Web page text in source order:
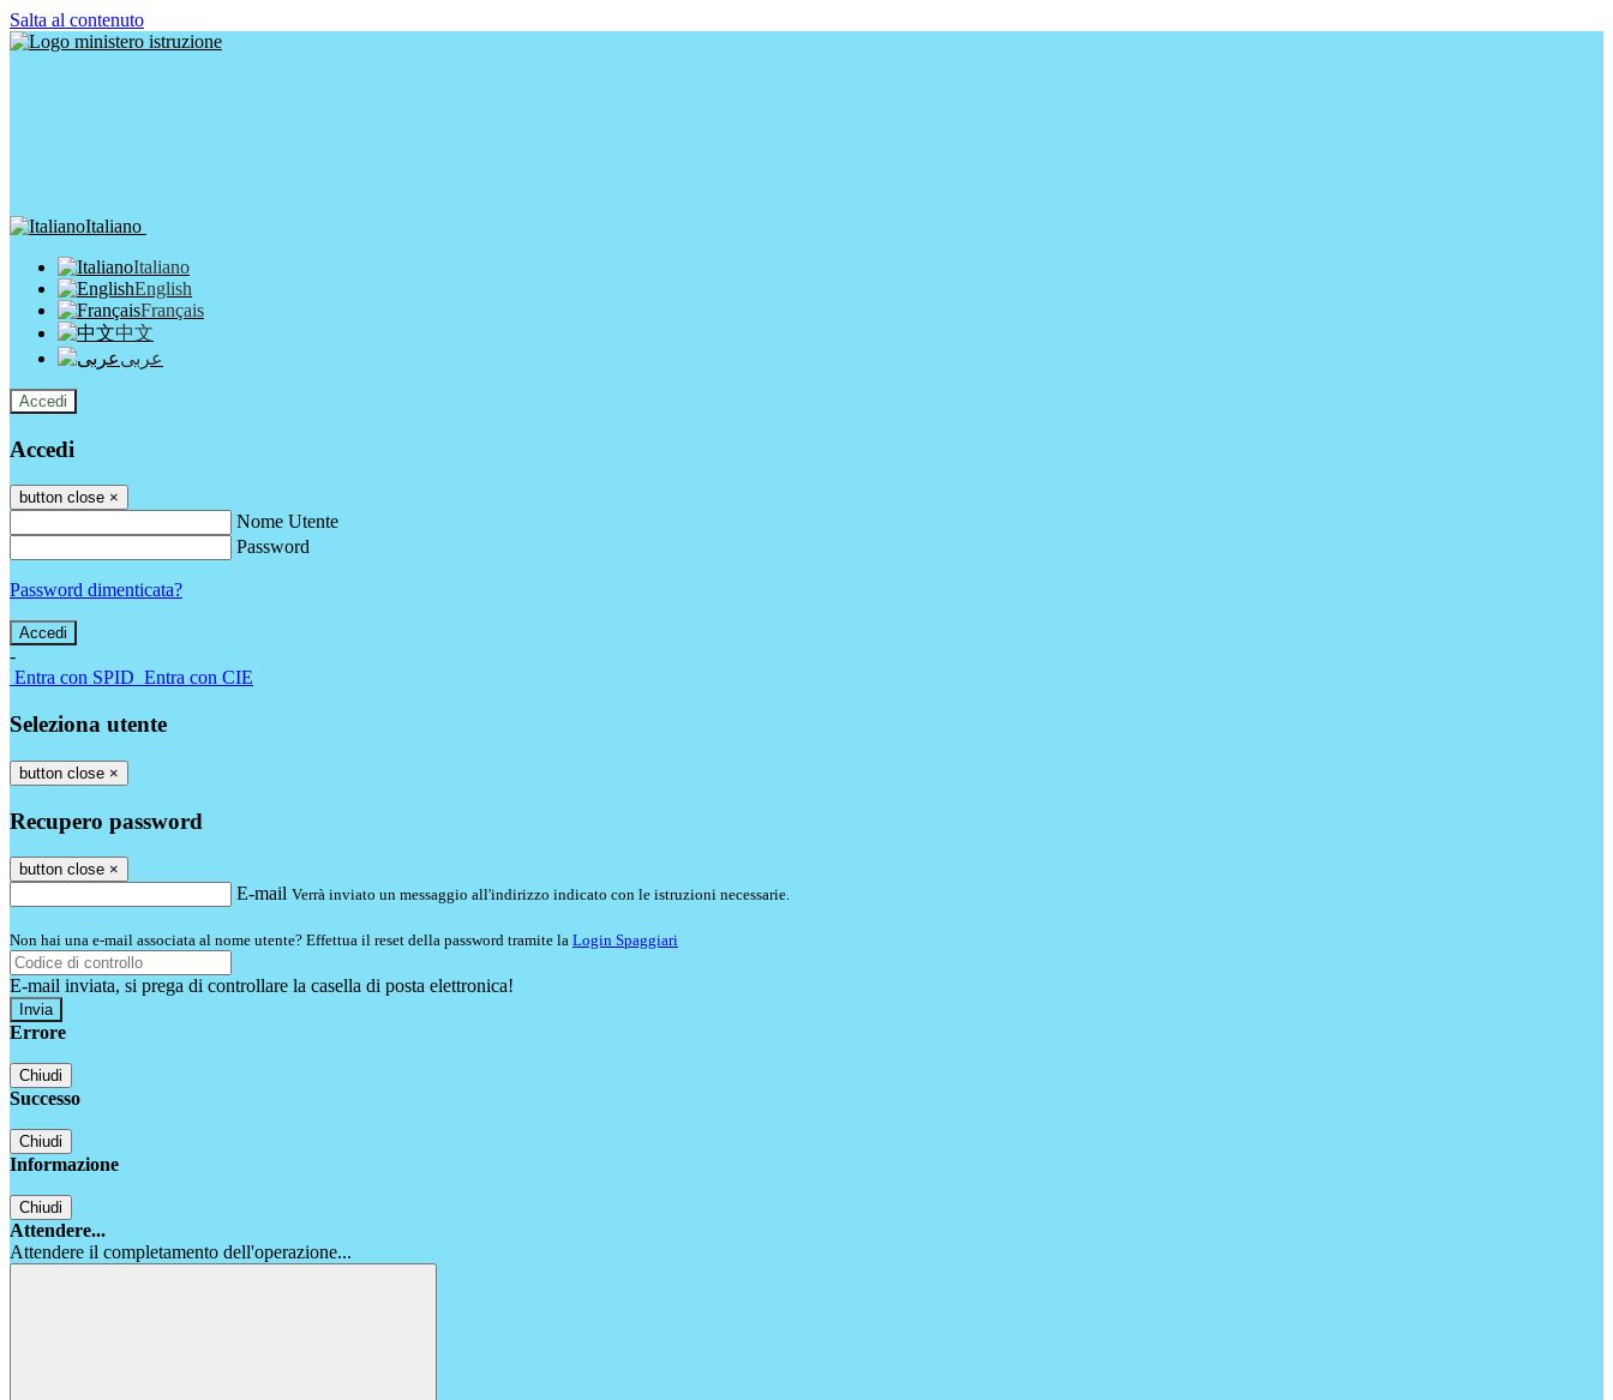
Salta al contenuto
Italiano
Italiano
English
Français
中文
عربى
Accedi
Accedi
button close ×
Nome Utente
Password
Password dimenticata?
-
Entra con SPID Entra con CIE
Seleziona utente
button close ×
Recupero password
button close ×
E-mail Verrà inviato un messaggio all'indirizzo indicato con le istruzioni necessarie.
Non hai una e-mail associata al nome utente? Effettua il reset della password tramite la Login Spaggiari
E-mail inviata, si prega di controllare la casella di posta elettronica!
Errore
Chiudi
Successo
Chiudi
Informazione
Chiudi
Attendere...
Attendere il completamento dell'operazione...